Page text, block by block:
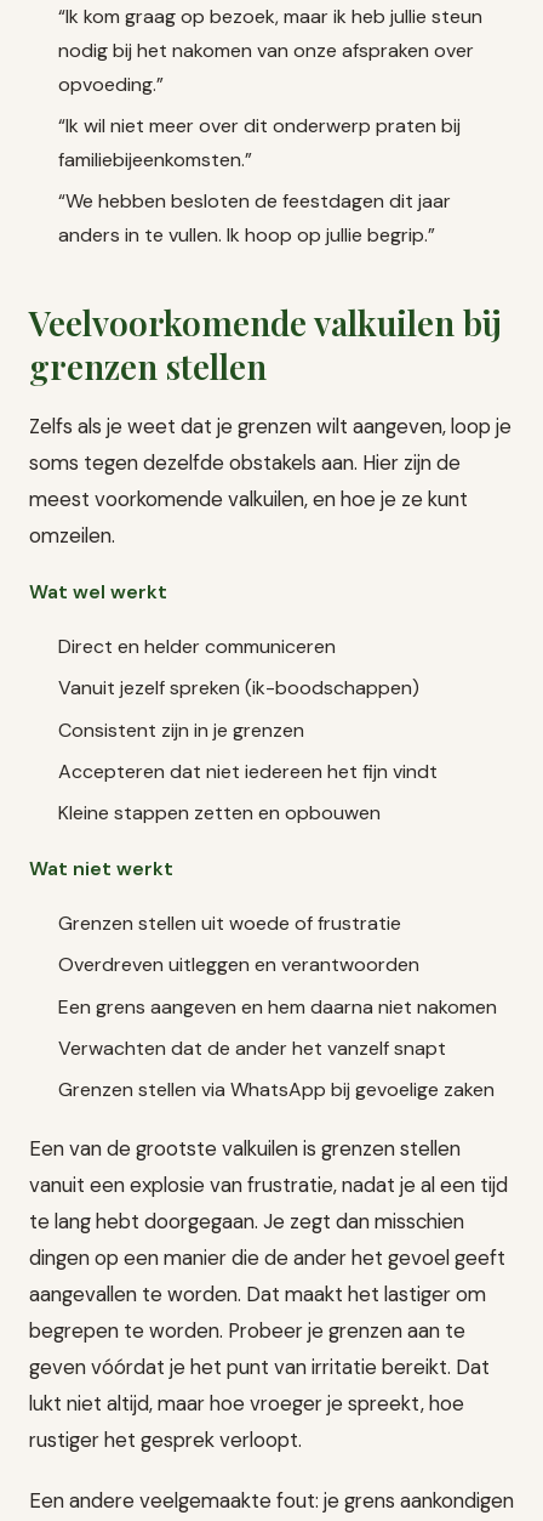
“Ik kom graag op bezoek, maar ik heb jullie steun
nodig bij het nakomen van onze afspraken over
opvoeding.”
“Ik wil niet meer over dit onderwerp praten bij
familiebijeenkomsten.”
“We hebben besloten de feestdagen dit jaar
anders in te vullen. Ik hoop op jullie begrip.”
Veelvoorkomende valkuilen bij
grenzen stellen
Zelfs als je weet dat je grenzen wilt aangeven, loop je
soms tegen dezelfde obstakels aan. Hier zijn de
meest voorkomende valkuilen, en hoe je ze kunt
omzeilen.
Wat wel werkt
Direct en helder communiceren
Vanuit jezelf spreken (ik-boodschappen)
Consistent zijn in je grenzen
Accepteren dat niet iedereen het fijn vindt
Kleine stappen zetten en opbouwen
Wat niet werkt
Grenzen stellen uit woede of frustratie
Overdreven uitleggen en verantwoorden
Een grens aangeven en hem daarna niet nakomen
Verwachten dat de ander het vanzelf snapt
Grenzen stellen via WhatsApp bij gevoelige zaken
Een van de grootste valkuilen is grenzen stellen
vanuit een explosie van frustratie, nadat je al een tijd
te lang hebt doorgegaan. Je zegt dan misschien
dingen op een manier die de ander het gevoel geeft
aangevallen te worden. Dat maakt het lastiger om
begrepen te worden. Probeer je grenzen aan te
geven vóórdat je het punt van irritatie bereikt. Dat
lukt niet altijd, maar hoe vroeger je spreekt, hoe
rustiger het gesprek verloopt.
Een andere veelgemaakte fout: je grens aankondigen